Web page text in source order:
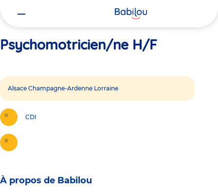
Psychomotricien/ne H/F
Alsace Champagne-Ardenne Lorraine
CDI
À propos de Babilou